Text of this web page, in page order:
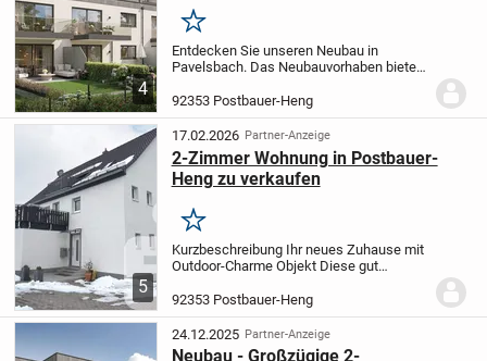
4
Merken
Entdecken Sie unseren Neubau in
Pavelsbach. Das Neubauvorhaben bietet
sondern auch nachhaltige und
zukunftsorientierte Technologien. Durch
diese Bauweise profitieren...
92353 Postbauer-Heng
5
17.02.2026 Partner-Anzeige
2-Zimmer Wohnung in Postbauer-
Heng zu verkaufen
Merken
Kurzbeschreibung Ihr neues Zuhause mit
Outdoor-Charme Objekt Diese gut
befindet sich im 1. Obergeschoss eines
1945 erbauten und 2021 umfassend
sanierten 5-Parteien-Hauses...
92353 Postbauer-Heng
24.12.2025 Partner-Anzeige
Neubau - Großzügige 2-